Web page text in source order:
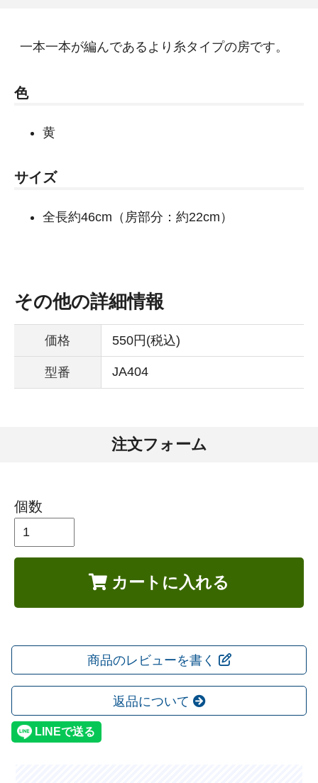
一本一本が編んであるより糸タイプの房です。
色
黄
サイズ
全長約46cm（房部分：約22cm）
その他の詳細情報
価格 550円(税込)
型番 JA404
注文フォーム
個数
カートに入れる
商品のレビューを書く
返品について